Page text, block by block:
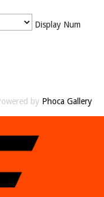
Display Num
by Phoca Gallery